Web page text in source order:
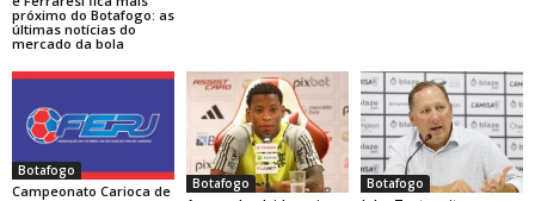
próximo do Botafogo: as
últimas notícias do
mercado da bola
Botafogo
Campeonato Carioca de
Botafogo Botafogo